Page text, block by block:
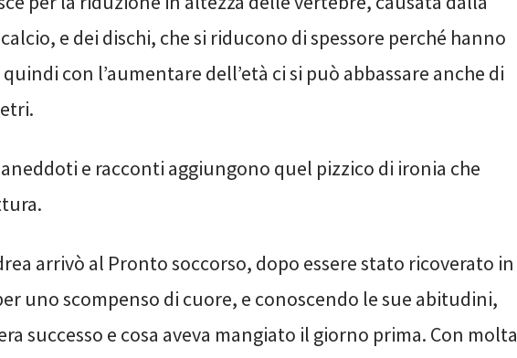
e dei dischi, che si riducono di spessore perché hanno
con l’aumentare dell’età ci si può abbassare anche di
e racconti aggiungono quel pizzico di ironia che
arrivò al Pronto soccorso, dopo essere stato ricoverato in
uno scompenso di cuore, e conoscendo le sue abitudini,
successo e cosa aveva mangiato il giorno prima. Con molta